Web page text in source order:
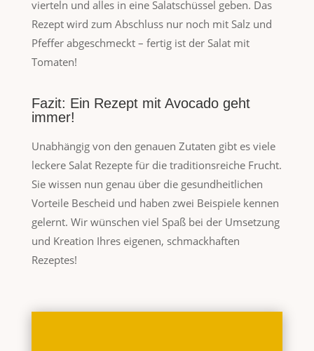
vierteln und alles in eine Salatschüssel geben. Das
Rezept wird zum Abschluss nur noch mit Salz und
Pfeffer abgeschmeckt – fertig ist der Salat mit
Tomaten!
Fazit: Ein Rezept mit Avocado geht
immer!
Unabhängig von den genauen Zutaten gibt es viele
leckere Salat Rezepte für die traditionsreiche Frucht.
Sie wissen nun genau über die gesundheitlichen
Vorteile Bescheid und haben zwei Beispiele kennen
gelernt. Wir wünschen viel Spaß bei der Umsetzung
und Kreation Ihres eigenen, schmackhaften
Rezeptes!